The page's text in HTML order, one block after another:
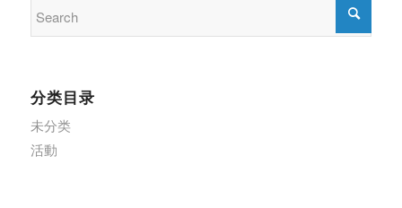
分类目录
未分类
活動